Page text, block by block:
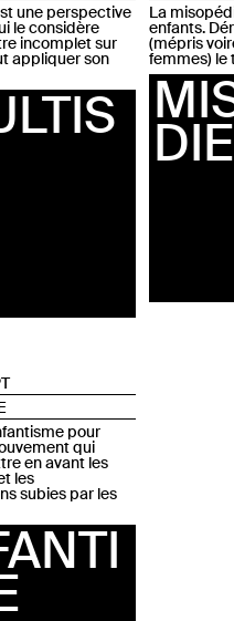
une perspective
le considère
incomplet sur
appliquer son
La
enfants.
(mépris
femmes) le
DIE
pour
qui
en avant les
les
subies par les